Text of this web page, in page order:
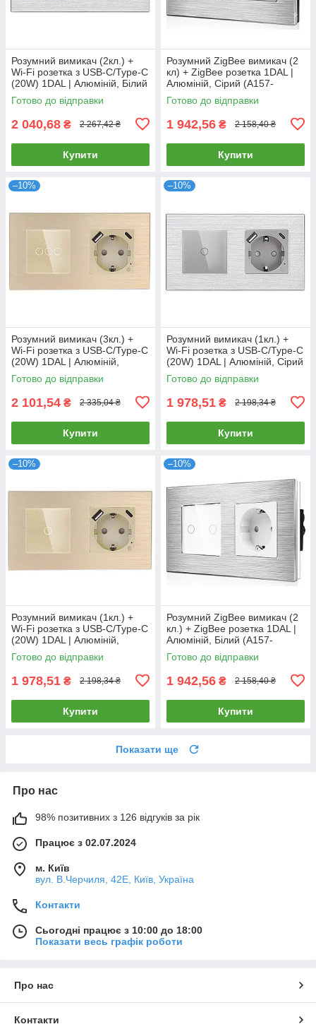
Розумний вимикач (2кл.) +
Wi-Fi розетка з USB-C/Type-C
(20W) 1DAL | Алюміній, Білий
(A157-GSW2G.WF-
STUTC.WF.WT)
Готово до відправки
2 040,68 ₴ 2 267,42 ₴
Купити
Розумний ZigBee вимикач (2
кл) + ZigBee розетка 1DAL |
Алюміній, Сірий (A157-
GSW2G.ZB-ST.ZB.GR)
Готово до відправки
1 942,56 ₴ 2 158,40 ₴
Купити
–10%
Розумний вимикач (3кл.) +
Wi-Fi розетка з USB-C/Type-C
(20W) 1DAL | Алюміній,
Золото (A157-GSW3G.WF-
STUTC.WF.GD)
Готово до відправки
2 101,54 ₴ 2 335,04 ₴
Купити
–10%
Розумний вимикач (1кл.) +
Wi-Fi розетка з USB-C/Type-C
(20W) 1DAL | Алюміній, Сірий
(A157-GSW1G.WF-
STUTC.WF.GR)
Готово до відправки
1 978,51 ₴ 2 198,34 ₴
Купити
–10%
Розумний вимикач (1кл.) +
Wi-Fi розетка з USB-C/Type-C
(20W) 1DAL | Алюміній,
Золото (A157-GSW1G.WF-
STUTC.WF.GD)
Готово до відправки
1 978,51 ₴ 2 198,34 ₴
Купити
–10%
Розумний ZigBee вимикач (2
кл.) + ZigBee розетка 1DAL |
Алюміній, Білий (A157-
GSW2G.ZB-ST.ZB.WT)
Готово до відправки
1 942,56 ₴ 2 158,40 ₴
Купити
Показати ще
Про нас
98% позитивних з 126 відгуків за рік
Працює з 02.07.2024
м. Київ
вул. В.Черчиля, 42Е, Київ, Україна
Контакти
Сьогодні працює з 10:00 до 18:00
Показати весь графік роботи
Про нас
Контакти